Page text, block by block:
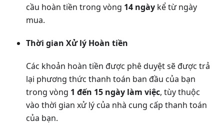
cầu hoàn tiền trong vòng 14 ngày kể từ ngày
mua.
Thời gian Xử lý Hoàn tiền
Các khoản hoàn tiền được phê duyệt sẽ được trả
lại phương thức thanh toán ban đầu của bạn
trong vòng 1 đến 15 ngày làm việc, tùy thuộc
vào thời gian xử lý của nhà cung cấp thanh toán
của bạn.